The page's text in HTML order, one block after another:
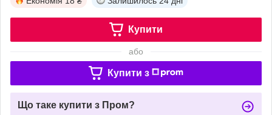
Купити
або
Купити з
Що таке купити з Пром?